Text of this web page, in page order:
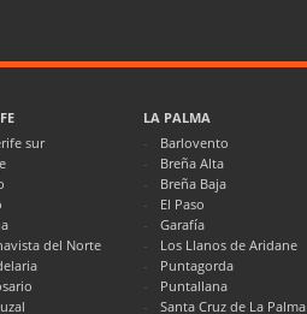
sur
del Norte
LA PALMA
Barlovento
Breña Alta
Breña Baja
El Paso
Garafía
Los Llanos de Aridane
Puntagorda
Puntallana
Santa Cruz de La Palma